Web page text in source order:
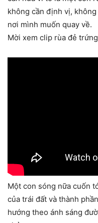
không cần định vị,
nơi mình muốn quay về.
Mời xem clip rùa đẻ
Một con sóng nữa cuốn
của trái đất và thành
hướng theo ánh sáng